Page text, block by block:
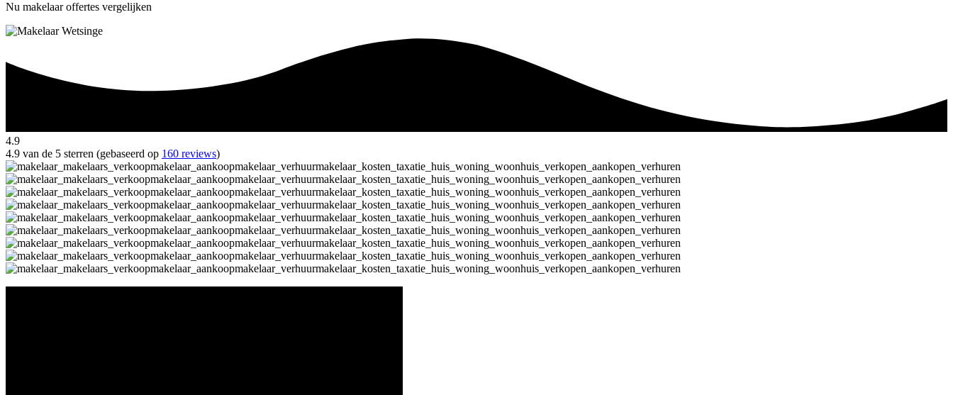
Nu makelaar offertes vergelijken
4.9
4.9 van de 5 sterren (gebaseerd op 160 reviews)